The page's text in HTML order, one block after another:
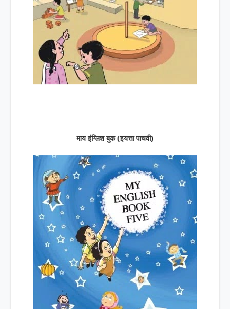
माय इंग्लिश बुक (इयत्ता पाचवी)